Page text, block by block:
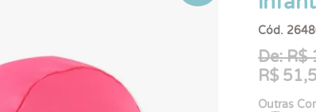
Cód.
De: R$
R$
Outras